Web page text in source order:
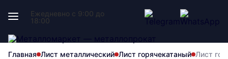
Ежедневно с 9:00 до
18:00
Главная Лист металлический Лист горячекатаный Лист